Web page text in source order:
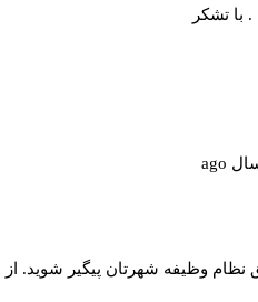
تشکر
وظیفه شهرتان پیگیر شوید. از